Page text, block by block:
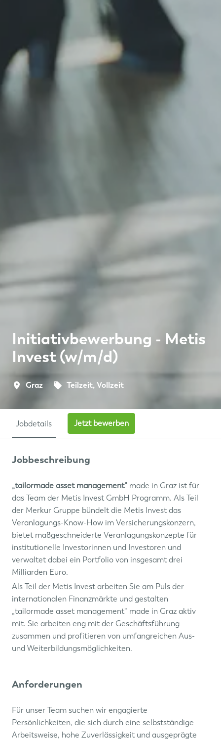
Initiativbewerbung - Metis
Invest (w/m/d)
Graz Teilzeit, Vollzeit
Jobdetails Jetzt bewerben
Jobbeschreibung
„tailormade asset management“ made in Graz ist für
das Team der Metis Invest GmbH Programm. Als Teil
der Merkur Gruppe bündelt die Metis Invest das
Veranlagungs-Know-How im Versicherungskonzern,
bietet maßgeschneiderte Veranlagungskonzepte für
institutionelle Investorinnen und Investoren und
verwaltet dabei ein Portfolio von insgesamt drei
Milliarden Euro.
Als Teil der Metis Invest arbeiten Sie am Puls der
internationalen Finanzmärkte und gestalten
„tailormade asset management“ made in Graz aktiv
mit. Sie arbeiten eng mit der Geschäftsführung
zusammen und profitieren von umfangreichen Aus-
und Weiterbildungsmöglichkeiten.
Anforderungen
Für unser Team suchen wir engagierte
Persönlichkeiten, die sich durch eine selbstständige
Arbeitsweise, hohe Zuverlässigkeit und ausgeprägte